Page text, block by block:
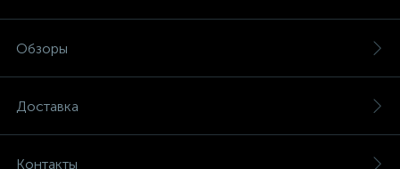
Обзоры
Доставка
Контакты